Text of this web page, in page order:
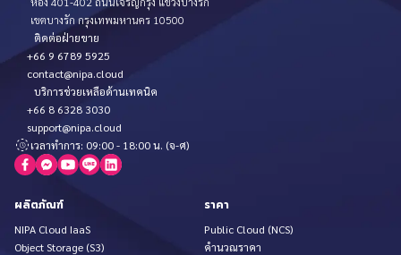
เขตบางรัก กรุงเทพมหานคร 10500
ติดต่อฝ่ายขาย
+66 9 6789 5925
contact@nipa.cloud
บริการช่วยเหลือด้านเทคนิค
+66 8 6328 3030
support@nipa.cloud
เวลาทำการ: 09:00 - 18:00 น. (จ-ศ)
ผลิตภัณฑ์
NIPA Cloud IaaS
Object Storage (S3)
ราคา
Public Cloud (NCS)
คำนวณราคา